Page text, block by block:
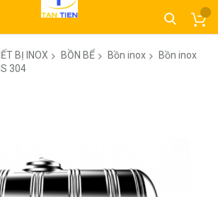
BỊ INOX BỒN BỂ Bồn inox
Bồn inox
304